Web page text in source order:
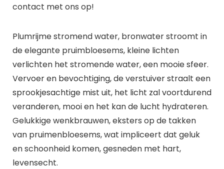
contact met ons op!
Plumrijme stromend water, bronwater stroomt in
de elegante pruimbloesems, kleine lichten
verlichten het stromende water, een mooie sfeer.
Vervoer en bevochtiging, de verstuiver straalt een
sprookjesachtige mist uit, het licht zal voortdurend
veranderen, mooi en het kan de lucht hydrateren.
Gelukkige wenkbrauwen, eksters op de takken
van pruimenbloesems, wat impliceert dat geluk
en schoonheid komen, gesneden met hart,
levensecht.